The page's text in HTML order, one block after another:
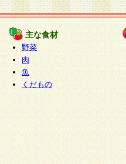
主な食材
野菜
肉
魚
くだもの